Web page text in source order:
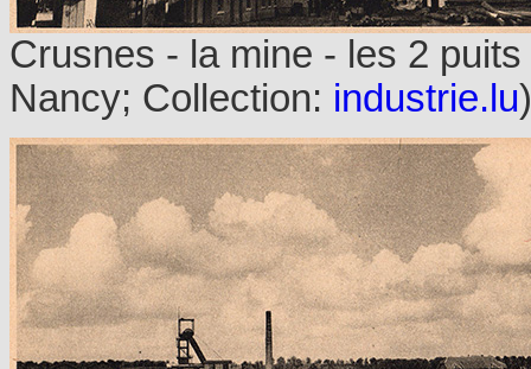
Crusnes - la mine - les 2 puits
Nancy; Collection: industrie.lu)